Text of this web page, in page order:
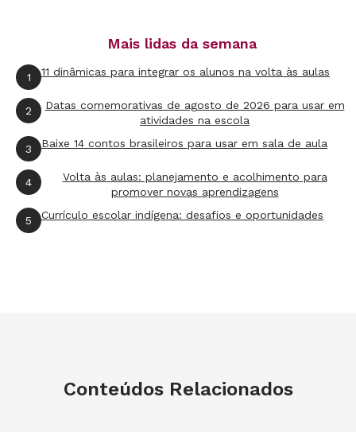
Mais lidas da semana
1 11 dinâmicas para integrar os alunos na volta às aulas
2
Datas comemorativas de agosto de 2026 para usar em
atividades na escola
3 Baixe 14 contos brasileiros para usar em sala de aula
4
Volta às aulas: planejamento e acolhimento para
promover novas aprendizagens
5 Currículo escolar indígena: desafios e oportunidades
Conteúdos Relacionados